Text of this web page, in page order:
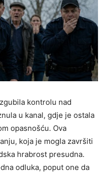
kontrolu nad
u kanal, gdje je ostala
opasnošću. Ova
koja je mogla završiti
hrabrost presudna.
odluka, poput one da